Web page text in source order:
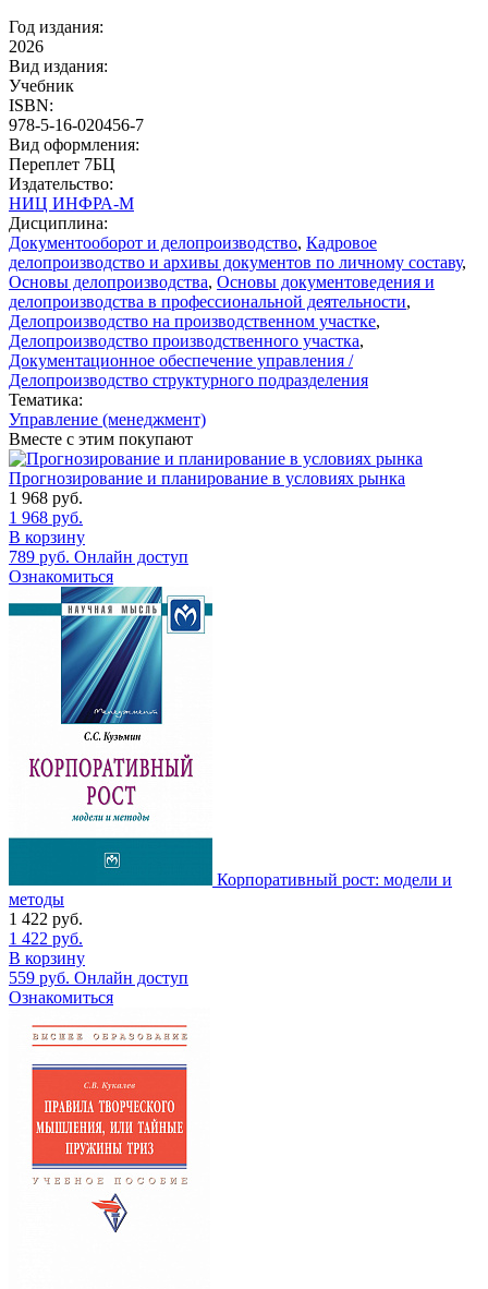
Год издания:
2026
Вид издания:
Учебник
ISBN:
978-5-16-020456-7
Вид оформления:
Переплет 7БЦ
Издательство:
НИЦ ИНФРА-М
Дисциплина:
Документооборот и делопроизводство, Кадровое
делопроизводство и архивы документов по личному составу,
Основы делопроизводства, Основы документоведения и
делопроизводства в профессиональной деятельности,
Делопроизводство на производственном участке,
Делопроизводство производственного участка,
Документационное обеспечение управления /
Делопроизводство структурного подразделения
Тематика:
Управление (менеджмент)
Вместе с этим покупают
Прогнозирование и планирование в условиях рынка
1 968 руб.
1 968 руб.
В корзину
789 руб. Онлайн доступ
Ознакомиться
Корпоративный рост: модели и
методы
1 422 руб.
1 422 руб.
В корзину
559 руб. Онлайн доступ
Ознакомиться